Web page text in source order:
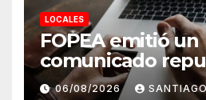
LOCALES
FOPEA emitió un
comunicado
cuentas pseudo
06/08/2026